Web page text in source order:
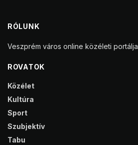
RÓLUNK
Veszprém város online közéleti portálja
ROVATOK
Közélet
Kultúra
Sport
Szubjektív
Tabu